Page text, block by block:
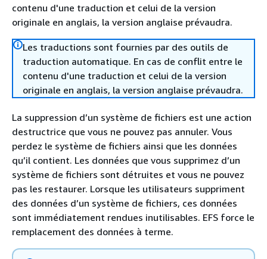
contenu d'une traduction et celui de la version
originale en anglais, la version anglaise prévaudra.
Les traductions sont fournies par des outils de
traduction automatique. En cas de conflit entre le
contenu d'une traduction et celui de la version
originale en anglais, la version anglaise prévaudra.
La suppression d’un système de fichiers est une action
destructrice que vous ne pouvez pas annuler. Vous
perdez le système de fichiers ainsi que les données
qu’il contient. Les données que vous supprimez d’un
système de fichiers sont détruites et vous ne pouvez
pas les restaurer. Lorsque les utilisateurs suppriment
des données d’un système de fichiers, ces données
sont immédiatement rendues inutilisables. EFS force le
remplacement des données à terme.